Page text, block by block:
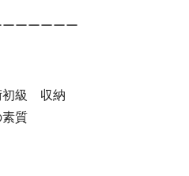
ーーーーー
初級 収納
質